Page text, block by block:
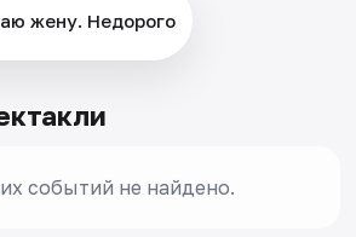
жену. Недорого
событий не найдено.